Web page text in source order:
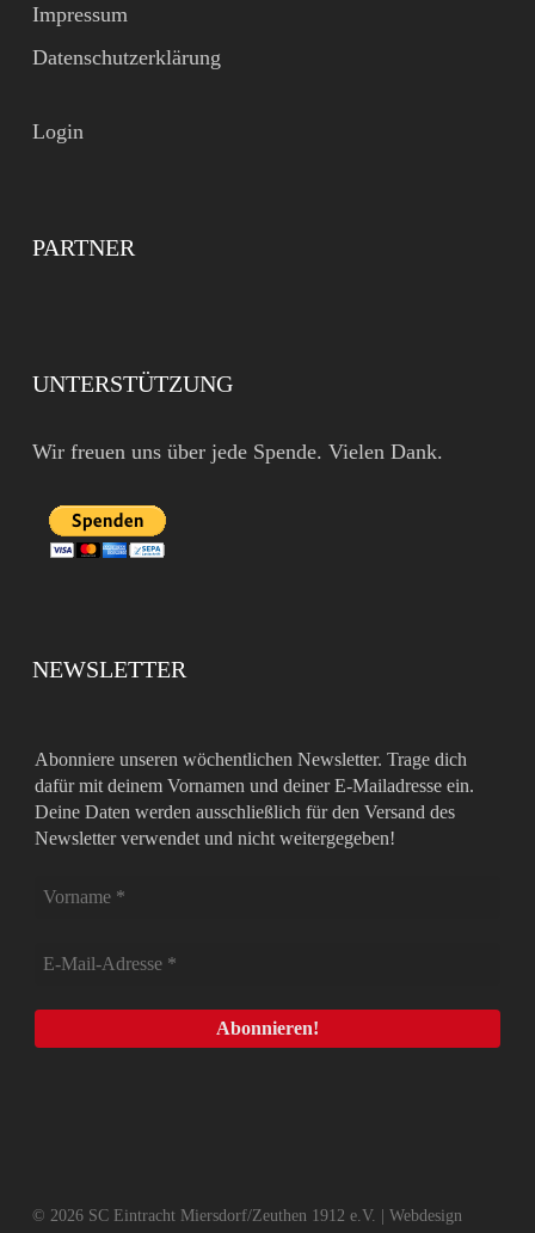
Impressum
Datenschutzerklärung
Login
PARTNER
UNTERSTÜTZUNG
Wir freuen uns über jede Spende. Vielen Dank.
NEWSLETTER
Abonniere unseren wöchentlichen Newsletter. Trage dich
dafür mit deinem Vornamen und deiner E-Mailadresse ein.
Deine Daten werden ausschließlich für den Versand des
Newsletter verwendet und nicht weitergegeben!
© 2026 SC Eintracht Miersdorf/Zeuthen 1912 e.V. | Webdesign